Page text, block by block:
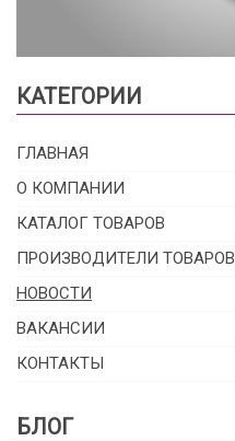
КАТЕГОРИИ
ГЛАВНАЯ
О КОМПАНИИ
КАТАЛОГ ТОВАРОВ
ПРОИЗВОДИТЕЛИ ТОВАРОВ
НОВОСТИ
ВАКАНСИИ
КОНТАКТЫ
БЛОГ